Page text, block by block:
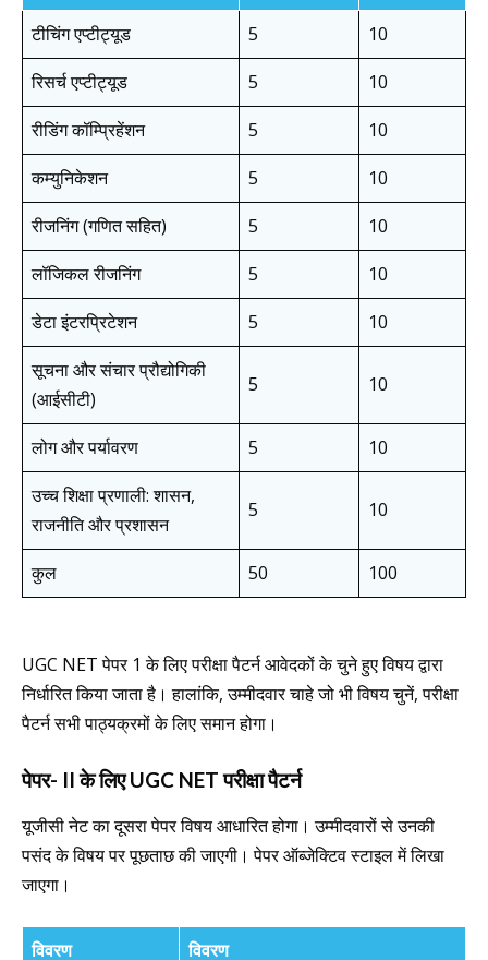
टीचिंग एप्टीट्यूड
5
10
रिसर्च एप्टीट्यूड
5
10
रीडिंग कॉम्प्रिहेंशन
5
10
कम्युनिकेशन
5
10
रीजनिंग (गणित सहित)
5
10
लॉजिकल रीजनिंग
5
10
डेटा इंटरप्रिटेशन
5
10
सूचना और संचार प्रौद्योगिकी
(आईसीटी)
5 10
लोग और पर्यावरण 5
10
उच्च शिक्षा प्रणाली: शासन,
राजनीति और प्रशासन
5 10
कुल 50 100
UGC NET पेपर 1 के लिए परीक्षा पैटर्न आवेदकों के चुने हुए विषय द्वारा
निर्धारित किया जाता है। हालांकि, उम्मीदवार चाहे जो भी विषय चुनें, परीक्षा
पैटर्न सभी पाठ्यक्रमों के लिए समान होगा।
पेपर- II के लिए UGC NET परीक्षा पैटर्न
यूजीसी नेट का दूसरा पेपर विषय आधारित होगा। उम्मीदवारों से उनकी
पसंद के विषय पर पूछताछ की जाएगी। पेपर ऑब्जेक्टिव स्टाइल में लिखा
जाएगा।
विवरण विवरण